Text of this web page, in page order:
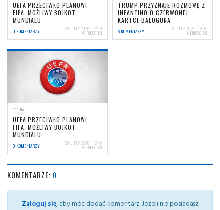
UEFA PRZECIWKO PLANOWI
FIFA. MOŻLIWY BOJKOT
MUNDIALU
0 KOMENTARZY 29 LIPCA 2026 | 12:49
NERIOCORSI
TRUMP PRZYZNAJE ROZMOWĘ Z
INFANTINO O CZERWONEJ
KARTCE BALOGUNA
6 KOMENTARZY 6 LIPCA 2026 | 18:13
NERIOCORSI
OGÓLNA
UEFA PRZECIWKO PLANOWI
FIFA. MOŻLIWY BOJKOT
MUNDIALU
0 KOMENTARZY 29 LIPCA 2026 | 12:49
NERIOCORSI
KOMENTARZE: 0
Zaloguj się, aby móc dodać komentarz. Jeżeli nie posiadasz